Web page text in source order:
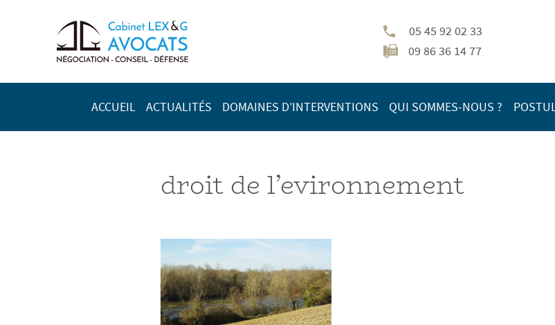
05 45 92 02 33
09 86 36 14 77
ACCUEIL ACTUALITÉS DOMAINES D’INTERVENTIONS QUI SOMMES-NOUS ?
droit de l’evironnement